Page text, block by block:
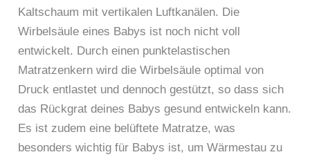
Kaltschaum mit vertikalen Luftkanälen. Die
Wirbelsäule eines Babys ist noch nicht voll
entwickelt. Durch einen punktelastischen
Matratzenkern wird die Wirbelsäule optimal von
Druck entlastet und dennoch gestützt, so dass sich
das Rückgrat deines Babys gesund entwickeln kann.
Es ist zudem eine belüftete Matratze, was
besonders wichtig für Babys ist, um Wärmestau zu